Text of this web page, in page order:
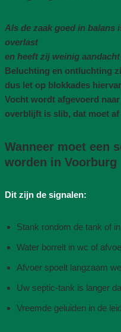
Als de zaak goed in balans
overlast
en heeft zij weinig
Beluchting en ontluchting
dus let op blokkades
Vocht wordt afgevoerd
overblijft is slib, dat moet
Wanneer moet een
worden in Voorburg
Dit zijn de signalen:
Stank rondom de tank of
Water borrelt in wc of
Afvoer spoelt langzaam
Uw septic-tank is langer
Vreemde geluiden in de